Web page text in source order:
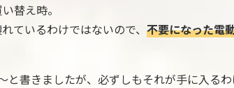
替え時。
ているわけではないので、 不要になった電
と書きましたが、必ずしもそれが手に入る